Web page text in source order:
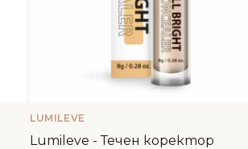
LUMILEVE
Lumileve - Течен коректор